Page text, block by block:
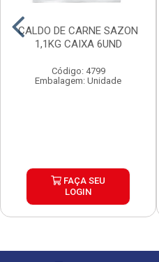
CALDO DE CARNE SAZON
1,1KG CAIXA 6UND
Código: 4799
Embalagem: Unidade
FAÇA SEU
LOGIN